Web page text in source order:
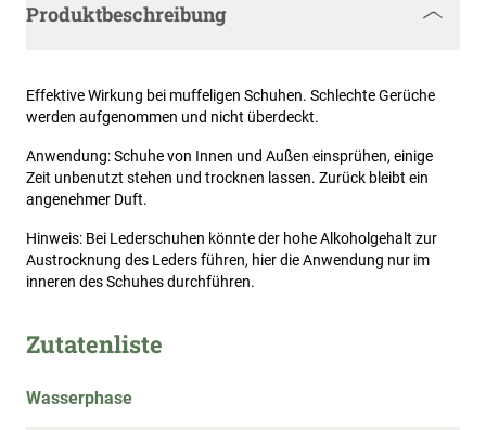
Produktbeschreibung
Effektive Wirkung bei muffeligen Schuhen. Schlechte Gerüche
werden aufgenommen und nicht überdeckt.
Anwendung: Schuhe von Innen und Außen einsprühen, einige
Zeit unbenutzt stehen und trocknen lassen. Zurück bleibt ein
angenehmer Duft.
Hinweis: Bei Lederschuhen könnte der hohe Alkoholgehalt zur
Austrocknung des Leders führen, hier die Anwendung nur im
inneren des Schuhes durchführen.
Zutatenliste
Wasserphase